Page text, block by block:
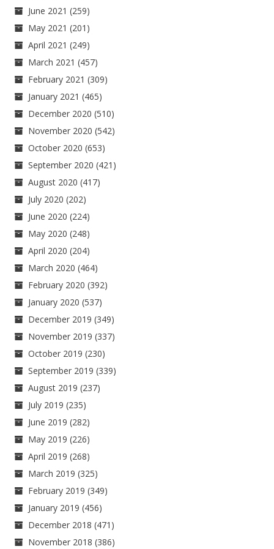
June 2021 (259)
May 2021 (201)
April 2021 (249)
March 2021 (457)
February 2021 (309)
January 2021 (465)
December 2020 (510)
November 2020 (542)
October 2020 (653)
September 2020 (421)
August 2020 (417)
July 2020 (202)
June 2020 (224)
May 2020 (248)
April 2020 (204)
March 2020 (464)
February 2020 (392)
January 2020 (537)
December 2019 (349)
November 2019 (337)
October 2019 (230)
September 2019 (339)
August 2019 (237)
July 2019 (235)
June 2019 (282)
May 2019 (226)
April 2019 (268)
March 2019 (325)
February 2019 (349)
January 2019 (456)
December 2018 (471)
November 2018 (386)